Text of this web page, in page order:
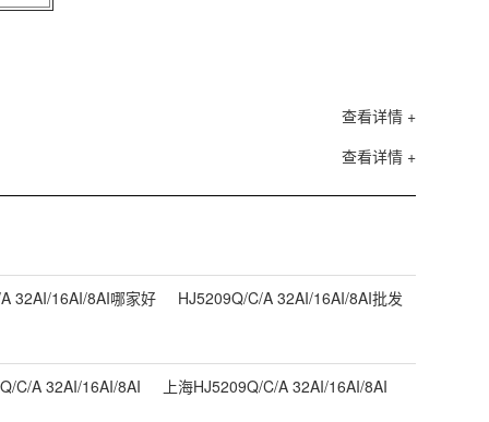
查看详情 +
查看详情 +
32AI/16AI/8AI哪家好 HJ5209Q/C/A 32AI/16AI/8AI批发
C/A 32AI/16AI/8AI
上海HJ5209Q/C/A 32AI/16AI/8AI